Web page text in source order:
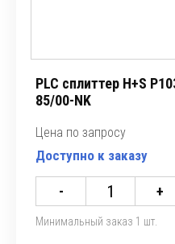
PLC сплиттер H+S
85/00-NK
Цена по запросу
Доступно к заказу
- +
Минимальный заказ 1 шт.